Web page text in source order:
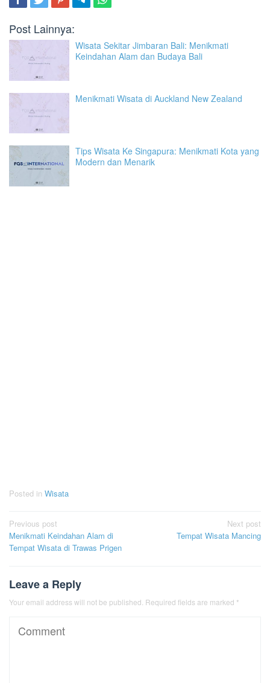
Post Lainnya:
Wisata Sekitar Jimbaran Bali: Menikmati
Keindahan Alam dan Budaya Bali
Menikmati Wisata di Auckland New Zealand
Tips Wisata Ke Singapura: Menikmati Kota yang
Modern dan Menarik
Posted in Wisata
Post
navigation
Previous post
Menikmati Keindahan Alam di
Tempat Wisata di Trawas Prigen
Next post
Tempat Wisata Mancing
Leave a Reply
Your email address will not be published. Required fields are marked *